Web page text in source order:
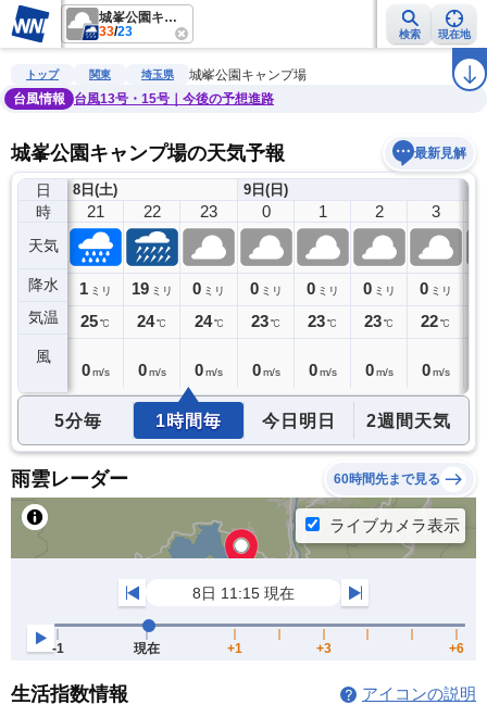
城峯公園キャンプ場
33/23 検索 現在地
雨雲レーダー 台風情報 地震情報 警報・注意報 ラ
トップ 関東 埼玉県
城峯公園キャンプ場
台風情報
台風13号・15号｜今後の予想進路
城峯公園キャンプ場の天気予報 最新見解
日
時
天気
降水
気温
風
8日(土)
20
0ミリ
25℃
21
1 ミリ
25℃
0 m/s
22
19 ミリ
24℃
0 m/s
23
0 ミリ
24 ℃
0m/s
9日(日)
0
0 ミリ
23℃
0 m/s
1
0 ミリ
23℃
0 m/s
2
0 ミリ
23℃
0 m/s
3
0 ミリ
22℃
0 m/s
5分毎 1時間毎 今日明日 2週間天気
雨雲レーダー 60時間先まで見る
生活指数情報 アイコンの説明